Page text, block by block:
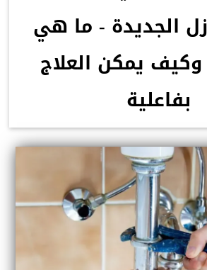
الجديدة - ما هي
وكيف يمكن العلاج
بفاعلية